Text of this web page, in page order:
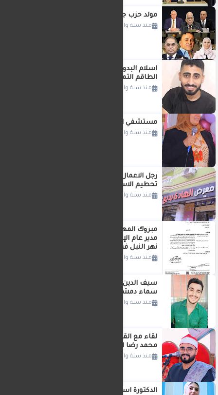
مولد حزب جديد حزب اتحاد مصر الوطنى
منذ سنة واحدة
اسلام البدوي.. شاب مصري يساعد
الطاقم التمريضي في رحلتهم إلى ألمانيا
منذ سنة واحدة
مستشفي السنبلاوين العام تكرم ابتائها
منذ سنة واحدة
رجل الاعمال الحاج الهادي بديع يواصل
تحطيم الاسعار بميت جراح
منذ سنة واحدة
مبروك المهندسه سلوي السعيد سعد
مدير عام الإدارة العامه لتطوير وحماية
نهر النيل فرع دمياط المنصورة
منذ سنة واحدة
سيف الدين محمد نصوح عبدالسلام: من
سماء دمشق تُضيء عالم التكنولوجيا
منذ سنة واحدة
لقاء مع القارئ الموهوب الشاب الشيخ
محمد رضا البدوى
منذ سنة واحدة
الدكتورة اسراء لطفي في استقبال